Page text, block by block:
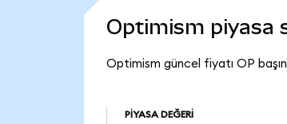
Optimism piyasa
Optimism güncel fiyatı OP
PIYASA DEĞERI